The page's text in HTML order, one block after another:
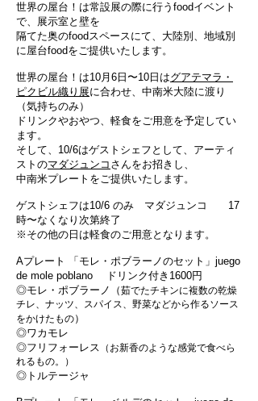
世界の屋台！は常設展の際に行うfoodイベント
で、展示室と壁を
隔てた奥のfoodスペースにて、大陸別、地域別
に屋台foodをご提供いたします。
世界の屋台！は10月6日〜10日はグアテマラ・
ピクビル織り展に合わせ、中南米大陸に渡り
（気持ちのみ）
ドリンクやおやつ、軽食をご用意を予定してい
ます。
そして、10/6はゲストシェフとして、アーティ
ストのマダジュンコ さんをお招きし、
中南米プレートをご提供いたします。
ゲストシェフは10/6 のみ マダジュンコ 17
時〜なくなり次第終了
※その他の日は軽食のご用意となります。
Aプレート 「モレ・ポブラーノのセット」juego
de mole poblano ドリンク付き1600円
◎モレ・ポブラーノ（茹でたチキンに複数の乾燥
チレ、ナッツ、スパイス、野菜などから作るソース
をかけたもの）
◎ワカモレ
◎フリフォーレス （お新香のような感覚で食べら
れるもの。）
◎トルテージャ